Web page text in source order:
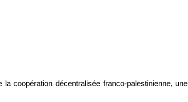
coopération décentralisée franco-palestinienne, une